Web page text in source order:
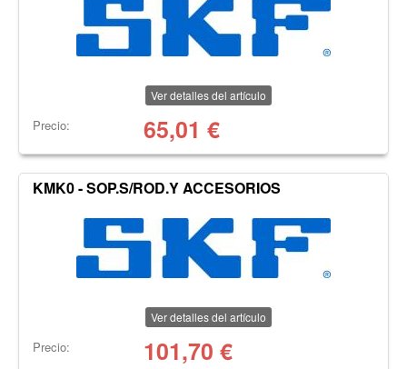
Ver detalles del artículo
Precio: 65,01 €
KMK0 - SOP.S/ROD.Y ACCESORIOS
Ver detalles del artículo
Precio: 101,70 €